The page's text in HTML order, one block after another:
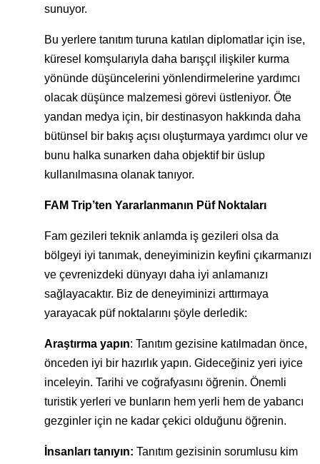
sunuyor.
Bu yerlere tanıtım turuna katılan diplomatlar için ise,
küresel komşularıyla daha barışçıl ilişkiler kurma
yönünde düşüncelerini yönlendirmelerine yardımcı
olacak düşünce malzemesi görevi üstleniyor. Öte
yandan medya için, bir destinasyon hakkında daha
bütünsel bir bakış açısı oluşturmaya yardımcı olur ve
bunu halka sunarken daha objektif bir üslup
kullanılmasına olanak tanıyor.
FAM Trip’ten Yararlanmanın Püf Noktaları
Fam gezileri teknik anlamda iş gezileri olsa da
bölgeyi iyi tanımak, deneyiminizin keyfini çıkarmanızı
ve çevrenizdeki dünyayı daha iyi anlamanızı
sağlayacaktır. Biz de deneyiminizi arttırmaya
yarayacak püf noktalarını şöyle derledik:
Araştırma yapın: Tanıtım gezisine katılmadan önce,
önceden iyi bir hazırlık yapın. Gideceğiniz yeri iyice
inceleyin. Tarihi ve coğrafyasını öğrenin. Önemli
turistik yerleri ve bunların hem yerli hem de yabancı
gezginler için ne kadar çekici olduğunu öğrenin.
İnsanları tanıyın: Tanıtım gezisinin sorumlusu kim